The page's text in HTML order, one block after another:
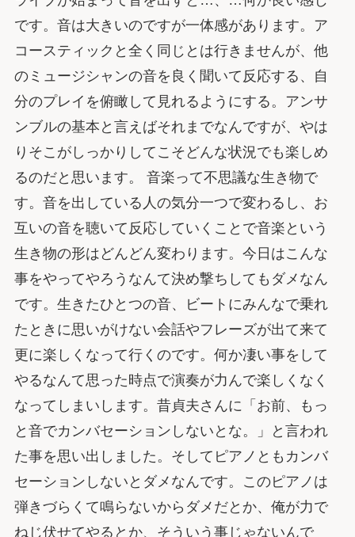
です。音は大きいのですが一体感があります。ア
コースティックと全く同じとは行きませんが、他
のミュージシャンの音を良く聞いて反応する、自
分のプレイを俯瞰して見れるようにする。アンサ
ンブルの基本と言えばそれまでなんですが、やは
りそこがしっかりしてこそどんな状況でも楽しめ
るのだと思います。 音楽って不思議な生き物で
す。音を出している人の気分一つで変わるし、お
互いの音を聴いて反応していくことで音楽という
生き物の形はどんどん変わります。今日はこんな
事をやってやろうなんて決め撃ちしてもダメなん
です。生きたひとつの音、ビートにみんなで乗れ
たときに思いがけない会話やフレーズが出て来て
更に楽しくなって行くのです。何か凄い事をして
やるなんて思った時点で演奏が力んで楽しくなく
なってしまいします。昔貞夫さんに「お前、もっ
と音でカンバセーションしないとな。」と言われ
た事を思い出しました。そしてピアノともカンバ
セーションしないとダメなんです。このピアノは
弾きづらくて鳴らないからダメだとか、俺が力で
ねじ伏せてやるとか、そういう事じゃないんで